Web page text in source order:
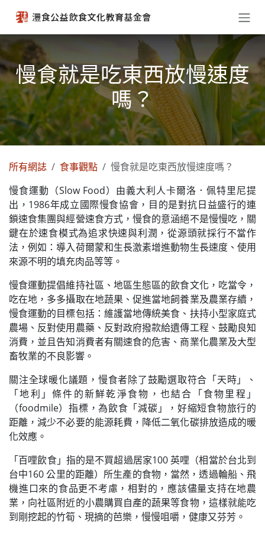
慢食就是吃東西放慢速度
嗎？
所有網誌 食事觀點
慢食就是吃東西放慢速度嗎？
慢食運動（Slow Food）由義大利人卡爾洛．佩特里尼提
出，1986年成立國際慢食協會，目的是對抗日益盛行的連
鎖速食集團與經營速食方式，慢食的意涵絕不是慢慢吃，關
鍵在於速食模式為追求快速與利潤，從源頭就採行不當作
法，例如：導入荷爾蒙和生長激素增進動物生長速度、使用
來源不明的填充肉品等等。
慢食運動提倡維持社區、地區生態區的飲食文化，吃當令，
吃在地，多多攝取在地蔬果、促進當地飼養業及農業存續，
慢食運動的目標包括：維護當地傳統美食、扶持小型家庭式
農場、反對使用農藥、反對政府撥款給遺傳工程、鼓勵良知
消費，並且告知消費者有關速食的危害、商業化農業及大型
畜牧業的不良影響。
關注全球暖化議題，慢食者除了鼓勵選取符合「天時」、
「地利」條件的新鮮乾淨食物，也結合「食物里程」
（foodmile）指標，為飲食「減碳」，好縮短食物旅行的
距離，減少不必要的能源耗費，降低二氧化碳排放造成的暖
化效應。
「百哩飲食」指的是不買超過居家100 英哩（相當於台北到
台中160 公里的距離）所生產的食物，當然，透過輪船、飛
機進口來的食品更不考慮，相對的，應該儘量支持在地農
業，向社區附近的小農購買自產的蔬果等食物，這樣就能吃
到剛挖起的竹筍、現摘的芭樂，慢慢咀嚼，健康又芬芳。